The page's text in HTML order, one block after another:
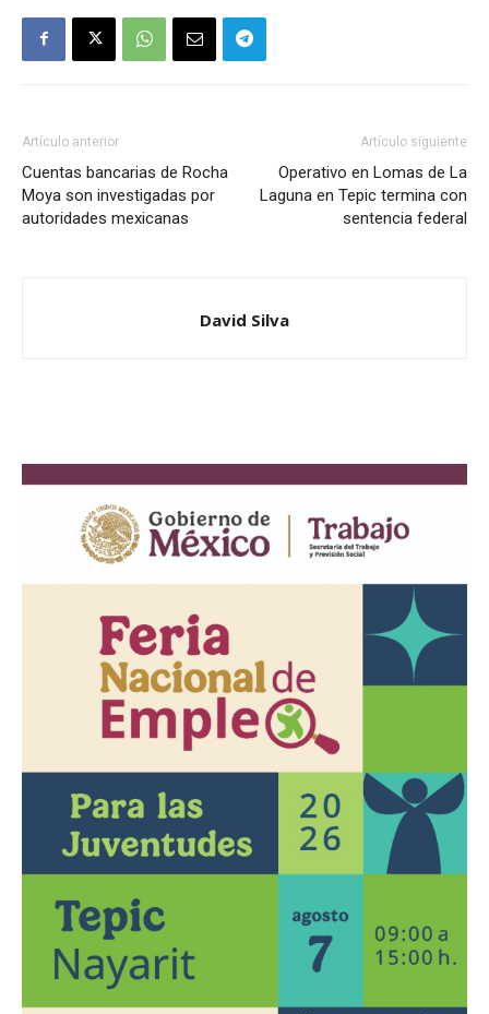
Artículo anterior
Cuentas bancarias de Rocha
Moya son investigadas por
autoridades mexicanas
Artículo siguiente
Operativo en Lomas de La
Laguna en Tepic termina con
sentencia federal
David Silva